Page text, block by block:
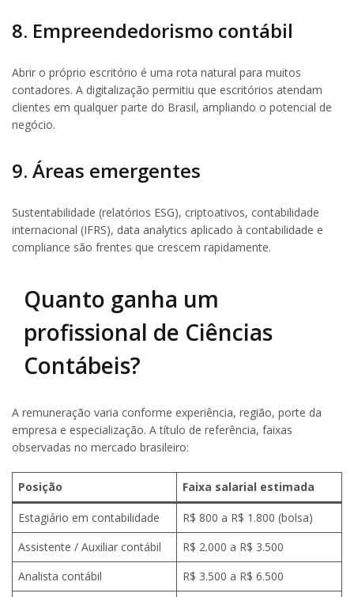
8. Empreendedorismo contábil
Abrir o próprio escritório é uma rota natural para muitos
contadores. A digitalização permitiu que escritórios atendam
clientes em qualquer parte do Brasil, ampliando o potencial de
negócio.
9. Áreas emergentes
Sustentabilidade (relatórios ESG), criptoativos, contabilidade
internacional (IFRS), data analytics aplicado à contabilidade e
compliance são frentes que crescem rapidamente.
Quanto ganha um
profissional de Ciências
Contábeis?
A remuneração varia conforme experiência, região, porte da
empresa e especialização. A título de referência, faixas
observadas no mercado brasileiro:
Posição Faixa salarial estimada
Estagiário em contabilidade
R$ 800 a R$ 1.800 (bolsa)
Assistente / Auxiliar contábil
R$ 2.000 a R$ 3.500
Analista contábil
R$ 3.500 a R$ 6.500